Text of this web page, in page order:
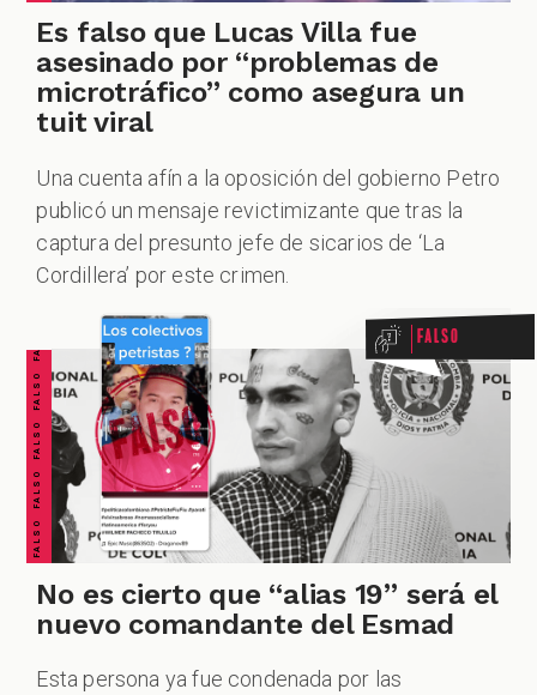
Es falso que Lucas Villa fue
asesinado por “problemas de
microtráfico” como asegura un
tuit viral
Una cuenta afín a la oposición del gobierno Petro
publicó un mensaje revictimizante que tras la
captura del presunto jefe de sicarios de ‘La
Cordillera’ por este crimen.
FALSO FALSO FALSO FALSO FALSO FALSO FALSO Falso
No es cierto que “alias 19” será el
nuevo comandante del Esmad
Esta persona ya fue condenada por las